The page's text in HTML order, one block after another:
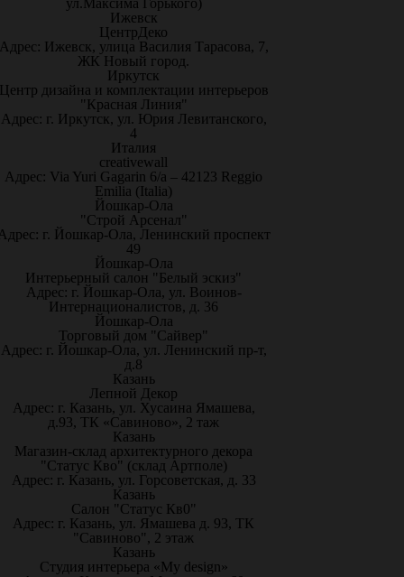
ул.Максима Горького)
Ижевск
ЦентрДеко
Ижевск, улица Василия Тарасова, 7,
ЖК Новый город.
Иркутск
дизайна и комплектации интерьеров
"Красная Линия"
Адрес: г. Иркутск, ул. Юрия Левитанского,
4
Италия
creativewall
Адрес: Via Yuri Gagarin 6/a – 42123 Reggio
Emilia (Italia)
Йошкар-Ола
"Строй Арсенал"
г. Йошкар-Ола, Ленинский проспект
49
Йошкар-Ола
Интерьерный салон "Белый эскиз"
Адрес: г. Йошкар-Ола, ул. Воинов-
Интернационалистов, д. 36
Йошкар-Ола
Торговый дом "Сайвер"
Адрес: г. Йошкар-Ола, ул. Ленинский пр-т,
д.8
Казань
Лепной Декор
Адрес: г. Казань, ул. Хусаина Ямашева,
д.93, ТК «Савиново», 2 таж
Казань
Магазин-склад архитектурного декора
"Статус Кво" (склад Артполе)
Адрес: г. Казань, ул. Горсоветская, д. 33
Казань
Салон "Статус Кв0"
Адрес: г. Казань, ул. Ямашева д. 93, ТК
"Савиново", 2 этаж
Казань
Студия интерьера «My design»